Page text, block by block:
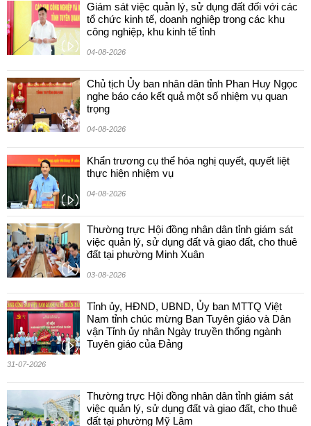
Giám sát việc quản lý, sử dụng đất đối với các
tổ chức kinh tế, doanh nghiệp trong các khu
công nghiệp, khu kinh tế tỉnh
04-08-2026
Chủ tịch Ủy ban nhân dân tỉnh Phan Huy Ngọc
nghe báo cáo kết quả một số nhiệm vụ quan
trọng
04-08-2026
Khẩn trương cụ thể hóa nghị quyết, quyết liệt
thực hiện nhiệm vụ
04-08-2026
Thường trực Hội đồng nhân dân tỉnh giám sát
việc quản lý, sử dụng đất và giao đất, cho thuê
đất tại phường Minh Xuân
03-08-2026
Tỉnh ủy, HĐND, UBND, Ủy ban MTTQ Việt
Nam tỉnh chúc mừng Ban Tuyên giáo và Dân
vận Tỉnh ủy nhân Ngày truyền thống ngành
Tuyên giáo của Đảng
31-07-2026
Thường trực Hội đồng nhân dân tỉnh giám sát
việc quản lý, sử dụng đất và giao đất, cho thuê
đất tại phường Mỹ Lâm